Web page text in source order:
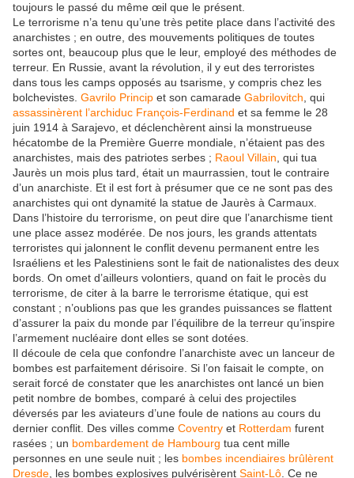
toujours le passé du même œil que le présent.
Le terrorisme n’a tenu qu’une très petite place dans l’activité des
anarchistes ; en outre, des mouvements politiques de toutes
sortes ont, beaucoup plus que le leur, employé des méthodes de
terreur. En Russie, avant la révolution, il y eut des terroristes
dans tous les camps opposés au tsarisme, y compris chez les
bolchevistes. Gavrilo Princip et son camarade Gabrilovitch , qui
assassinèrent l’archiduc François-Ferdinand et sa femme le 28
juin 1914 à Sarajevo, et déclenchèrent ainsi la monstrueuse
hécatombe de la Première Guerre mondiale, n’étaient pas des
anarchistes, mais des patriotes serbes ; Raoul Villain , qui tua
Jaurès un mois plus tard, était un maurrassien, tout le contraire
d’un anarchiste. Et il est fort à présumer que ce ne sont pas des
anarchistes qui ont dynamité la statue de Jaurès à Carmaux.
Dans l’histoire du terrorisme, on peut dire que l’anarchisme tient
une place assez modérée. De nos jours, les grands attentats
terroristes qui jalonnent le conflit devenu permanent entre les
Israéliens et les Palestiniens sont le fait de nationalistes des deux
bords. On omet d’ailleurs volontiers, quand on fait le procès du
terrorisme, de citer à la barre le terrorisme étatique, qui est
constant ; n’oublions pas que les grandes puissances se flattent
d’assurer la paix du monde par l’équilibre de la terreur qu’inspire
l’armement nucléaire dont elles se sont dotées.
Il découle de cela que confondre l’anarchiste avec un lanceur de
bombes est parfaitement dérisoire. Si l’on faisait le compte, on
serait forcé de constater que les anarchistes ont lancé un bien
petit nombre de bombes, comparé à celui des projectiles
déversés par les aviateurs d’une foule de nations au cours du
dernier conflit. Des villes comme Coventry et Rotterdam furent
rasées ; un bombardement de Hambourg tua cent mille
personnes en une seule nuit ; les bombes incendiaires brûlèrent
Dresde , les bombes explosives pulvérisèrent Saint-Lô . Ce ne